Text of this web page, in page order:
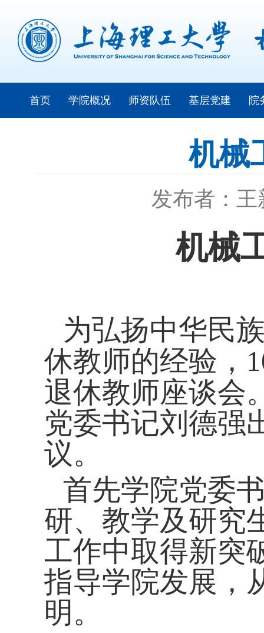
首页 学院概况 师资队伍 基层党建 院
机械
发布者：王
机械
为弘扬中华民
休教师的经验，
退休教师座谈会
党委书记刘德强
议。
首先学院党委
研、教学及研究
工作中取得新突
指导学院发展，
明。